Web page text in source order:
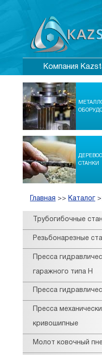
Компания
СТАНКИ
Главная >> Каталог
Трубогибочные
Резьбонарезные
Пресса
гаражного типа Н
Пресса
Пресса
кривошипные
Молот ковочный